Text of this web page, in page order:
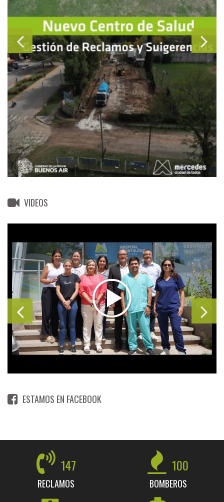
VIDEOS
ESTAMOS EN FACEBOOK
147
RECLAMOS
100
BOMBEROS